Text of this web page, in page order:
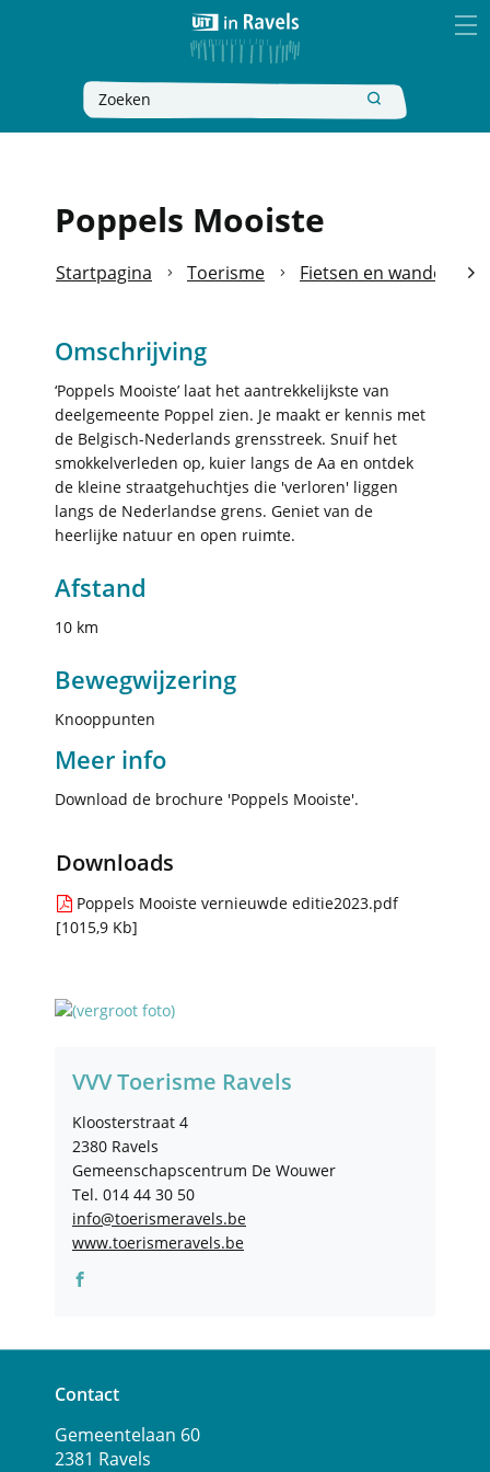
Naar
inhoud
Wat
zoek
je?
Zoeken
Poppels Mooiste
Startpagina Toerisme Fietsen en wandelen
Omschrijving
‘Poppels Mooiste’ laat het aantrekkelijkste van
deelgemeente Poppel zien. Je maakt er kennis met
de Belgisch-Nederlands grensstreek. Snuif het
smokkelverleden op, kuier langs de Aa en ontdek
de kleine straatgehuchtjes die 'verloren' liggen
langs de Nederlandse grens. Geniet van de
heerlijke natuur en open ruimte.
Afstand
10 km
Bewegwijzering
Knooppunten
Meer info
Download de brochure 'Poppels Mooiste'.
Downloads
Poppels Mooiste vernieuwde editie2023.pdf
1015,9 Kb
Contact
VVV Toerisme Ravels
Adres
Kloosterstraat 4
,2380 Ravels
Gemeenschapscentrum De Wouwer
Tel. 014 44 30 50
E-
mail
info@toerismeravels.be
Website
www.toerismeravels.be
Toerisme
Contact
Vrije
Tijd
Adres
Gemeentelaan 60
2381 Ravels
Tel.
E-
mail